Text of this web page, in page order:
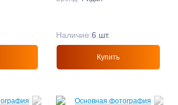
Наличие:6 шт.
Купить